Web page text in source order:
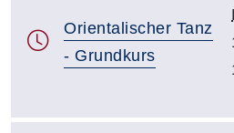
Orientalischer Tanz
- Grundkurs